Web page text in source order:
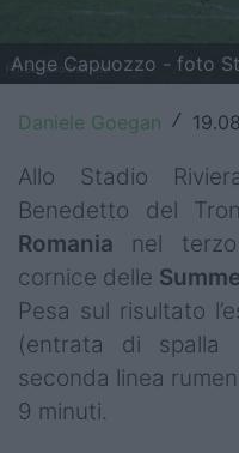
Champions Cup
Challenge Cup
World Rugby
Rugby World Cup
Super Rugby
Rugby in TV
Mercato
Serie A Elite
Ange Capuozzo - foto
Daniele Goegan /
Allo Stadio
Benedetto del
Romania nel
cornice delle
Pesa sul risultato
(entrata di spalla
seconda linea
9 minuti.